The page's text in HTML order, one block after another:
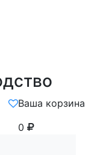
Ваша корзина
0